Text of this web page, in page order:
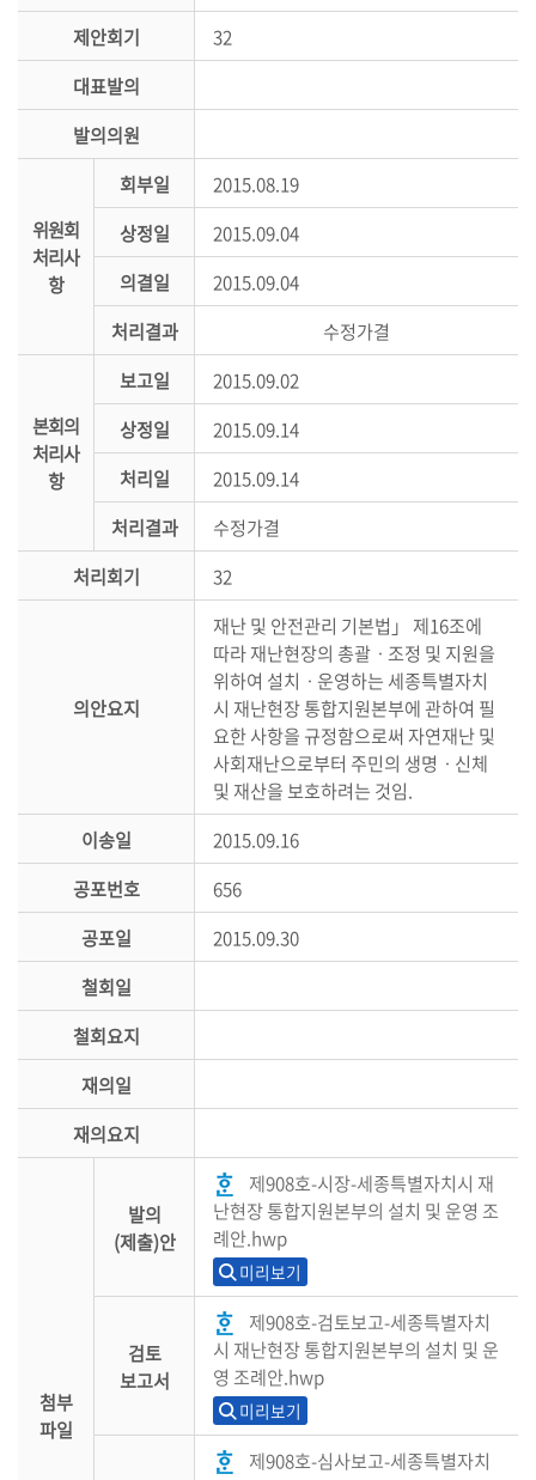
통
당
의
정
공
제안회기
32
대표발의
발의의원
위원회
처리사
항
회부일
2015.08.19
상정일
2015.09.04
의결일
2015.09.04
처리결과
수정가결
본회의
처리사
항
보고일
2015.09.02
상정일
2015.09.14
처리일
2015.09.14
처리결과
수정가결
처리회기
32
의안요지
재난 및 안전관리 기본법」 제16조에
따라 재난현장의 총괄ㆍ조정 및 지원을
위하여 설치ㆍ운영하는 세종특별자치
시 재난현장 통합지원본부에 관하여 필
요한 사항을 규정함으로써 자연재난 및
사회재난으로부터 주민의 생명ㆍ신체
및 재산을 보호하려는 것임.
이송일
2015.09.16
공포번호
656
공포일
2015.09.30
철회일
철회요지
재의일
재의요지
첨부
파일
발의
(제출)안
제908호-시장-세종특별자치시 재
난현장 통합지원본부의 설치 및 운영 조
례안.hwp
미리보기
검토
보고서
제908호-검토보고-세종특별자치
시 재난현장 통합지원본부의 설치 및 운
영 조례안.hwp
미리보기
제908호-심사보고-세종특별자치